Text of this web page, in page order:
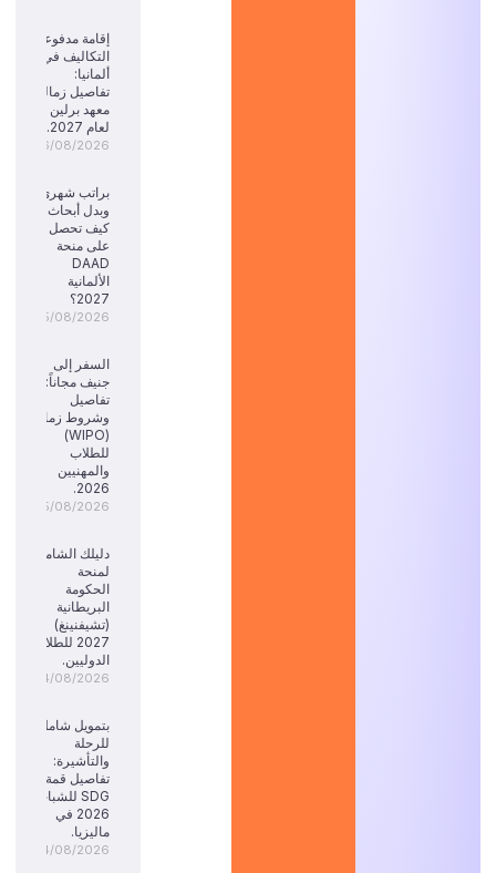
إقامة مدفوعة
التكاليف في
ألمانيا:
تفاصيل زمالة
معهد برلين
لعام 2027.
06/08/2026
براتب شهري
وبدل أبحاث:
كيف تحصل
على منحة
DAAD
الألمانية
2027؟
05/08/2026
السفر إلى
جنيف مجاناً:
تفاصيل
وشروط زمالة
(WIPO)
للطلاب
والمهنيين
2026.
05/08/2026
دليلك الشامل
لمنحة
الحكومة
البريطانية
(تشيفنينغ)
2027 للطلاب
الدوليين.
04/08/2026
بتمويل شامل
للرحلة
والتأشيرة:
تفاصيل قمة
SDG للشباب
2026 في
ماليزيا.
04/08/2026